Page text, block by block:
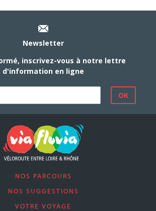
Newsletter
inscrivez-vous à notre lettre
d'information en ligne
NOS PARCOURS
NOS SUGGESTIONS
VOTRE VOYAGE